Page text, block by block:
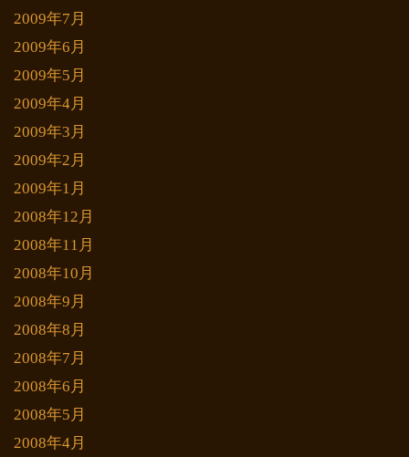
2009年7月
2009年6月
2009年5月
2009年4月
2009年3月
2009年2月
2009年1月
2008年12月
2008年11月
2008年10月
2008年9月
2008年8月
2008年7月
2008年6月
2008年5月
2008年4月